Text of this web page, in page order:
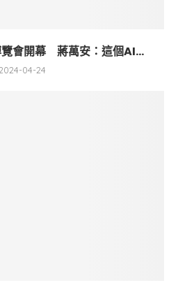
覽會開幕 蔣萬安：這個AI...
04-24